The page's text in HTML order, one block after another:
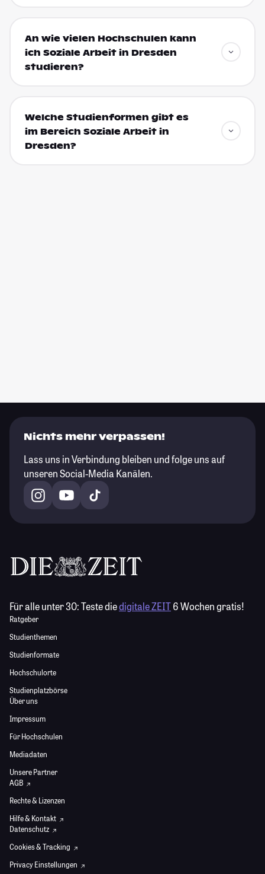
An wie vielen Hochschulen kann
ich Soziale Arbeit in Dresden
studieren?
Welche Studienformen gibt es
im Bereich Soziale Arbeit in
Dresden?
Nichts mehr verpassen!
Lass uns in Verbindung bleiben und folge uns auf
unseren Social-Media Kanälen.
Für alle unter 30:Teste diedigitale ZEIT6 Wochen gratis!
Ratgeber
Studienthemen
Studienformate
Hochschulorte
Studienplatzbörse
Über uns
Impressum
Für Hochschulen
Mediadaten
Unsere Partner
AGB
Rechte & Lizenzen
Hilfe & Kontakt
Datenschutz
Cookies & Tracking
Privacy Einstellungen